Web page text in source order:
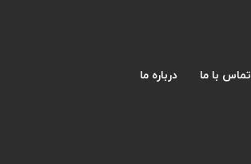
تماس با ما درباره ما